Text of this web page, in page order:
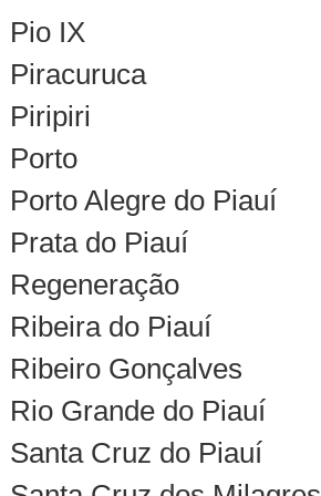
Pio IX
Piracuruca
Piripiri
Porto
Porto Alegre do Piauí
Prata do Piauí
Regeneração
Ribeira do Piauí
Ribeiro Gonçalves
Rio Grande do Piauí
Santa Cruz do Piauí